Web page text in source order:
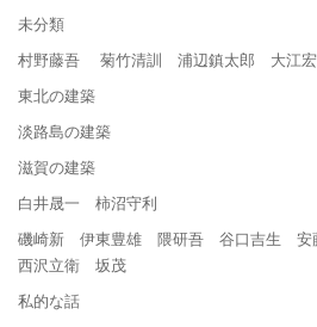
未分類
村野藤吾 菊竹清訓 浦辺鎮太郎 大江宏
東北の建築
淡路島の建築
滋賀の建築
白井晟一 柿沼守利
磯崎新 伊東豊雄 隈研吾 谷口吉生
西沢立衛 坂茂
私的な話